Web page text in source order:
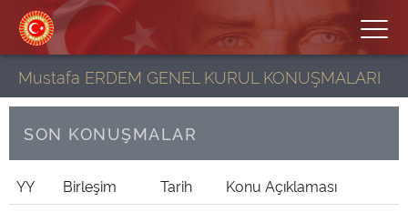
Mustafa ERDEM GENEL KURUL KONUŞMALARI
SON KONUŞMALAR
YY Birleşim Tarih Konu Açıklaması